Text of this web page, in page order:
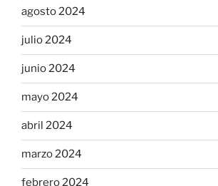
agosto 2024
julio 2024
junio 2024
mayo 2024
abril 2024
marzo 2024
febrero 2024